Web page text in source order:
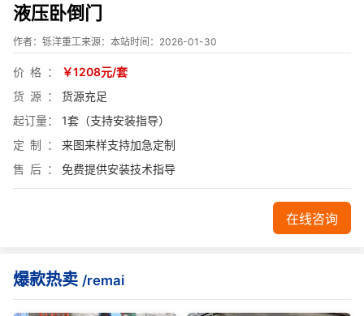
液压卧倒门
作者：铄洋重工来源：本站时间：2026-01-30
价格
￥1208元/套
货源
货源充足
起订量
1套（支持安装指导）
定制
来图来样支持加急定制
售后
免费提供安装技术指导
在线咨询
爆款热卖 /remai